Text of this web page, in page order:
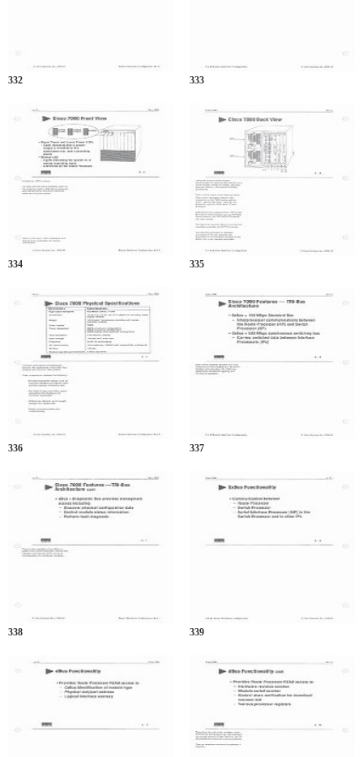
332 333
334 335
336 337
338 339